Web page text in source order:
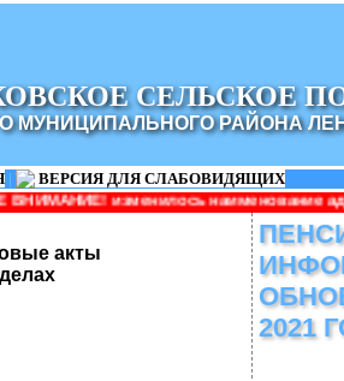
СЕЛЬСКОЕ
МУНИЦИПАЛЬНОГО РАЙОНА
|
ВЕРСИЯ ДЛЯ СЛАБОВИДЯЩИХ
наименование администрации:
акты
2021